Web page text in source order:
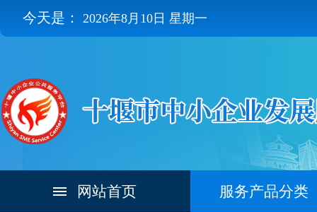
今天是： 2026年8月10日 星期一
网站首页 服务产品分类